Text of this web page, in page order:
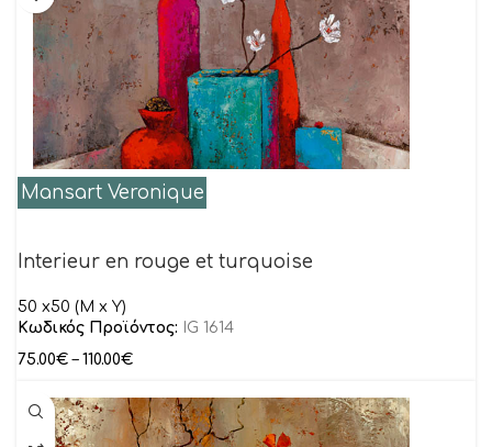
Mansart Veronique
Interieur en rouge et turquoise
50 x50 (M x Y)
Κωδικός Προϊόντος:
IG 1614
75.00€ – 110.00€